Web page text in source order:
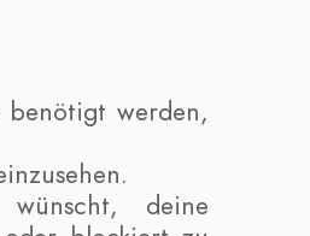
benötigt werden,
deine